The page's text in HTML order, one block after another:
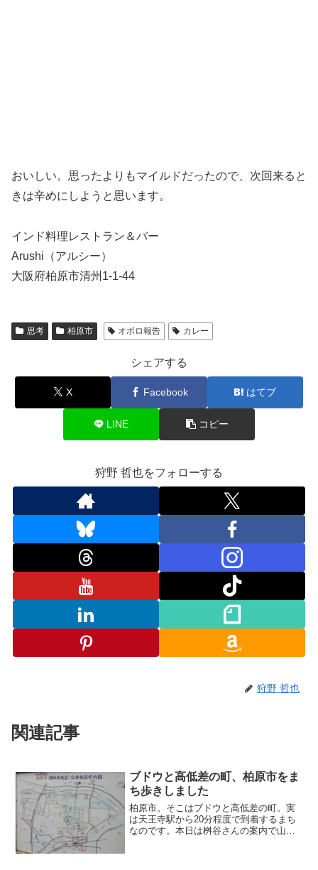
おいしい。思ったよりもマイルドだったので、次回来ると
きは辛めにしようと思います。
インド料理レストラン＆バー
Arushi（アルシー）
大阪府柏原市清州1-1-44
思考 柏原市 オボロ報告 カレー
シェアする
X Facebook はてブ
LINE コピー
狩野 哲也をフォローする
狩野 哲也
関連記事
ブドウと高低差の町、柏原市をま
ち歩きしました
柏原市。そこはブドウと高低差の町。実
は天王寺駅から20分程度で到着するまち
なのです。本日は桝谷さんの案内で山納